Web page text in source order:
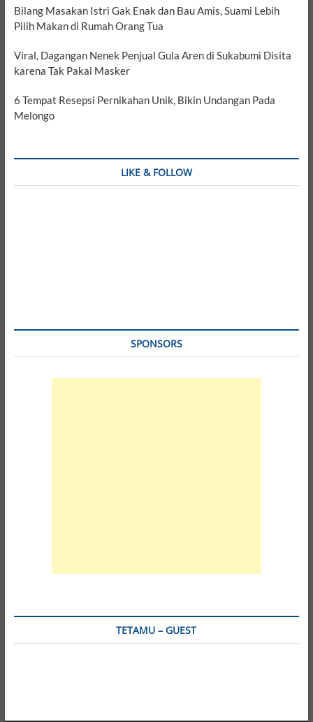
Bilang Masakan Istri Gak Enak dan Bau Amis, Suami Lebih
Pilih Makan di Rumah Orang Tua
Viral, Dagangan Nenek Penjual Gula Aren di Sukabumi Disita
karena Tak Pakai Masker
6 Tempat Resepsi Pernikahan Unik, Bikin Undangan Pada
Melongo
LIKE & FOLLOW
SPONSORS
TETAMU – GUEST